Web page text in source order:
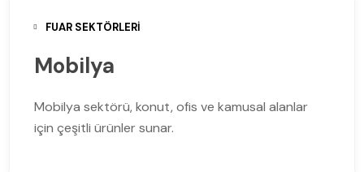
FUAR SEKTÖRLERI
Mobilya
Mobilya sektörü, konut, ofis ve kamusal alanlar
için çeşitli ürünler sunar.